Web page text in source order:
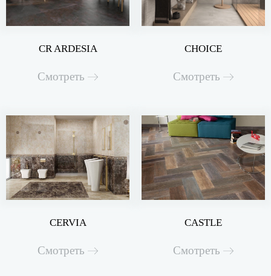
CR ARDESIA
Смотреть
CHOICE
Смотреть
CERVIA
Смотреть
CASTLE
Смотреть